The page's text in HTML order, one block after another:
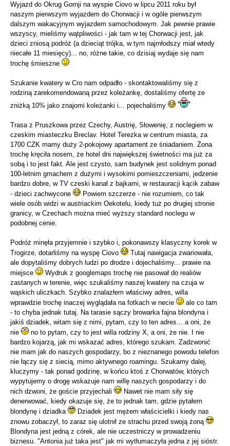
Wyjazd do Okrug Gornji na wyspie Ciovo w lipcu 2011 roku był
naszym pierwszym wyjazdem do Chorwacji i w ogóle pierwszym
dalszym wakacyjnym wyjazdem samochodowym. Jak pewnie prawie
wszyscy, mieliśmy wątpliwości - jak tam w tej Chorwacji jest, jak
dzieci zniosą podróż (a dzieciąt trójka, w tym najmłodszy miał wtedy
niecałe 11 miesięcy)... no, różne takie, co dzisiaj wydaje się nam
trochę śmieszne
Szukanie kwatery w Cro nam odpadło - skontaktowaliśmy się z
rodziną zarekomendowaną przez koleżankę, dostaliśmy ofertę ze
zniżką 10% jako znajomi koleżanki i... pojechaliśmy
Trasa z Pruszkowa przez Czechy, Austrię, Słowenię, z noclegiem w
czeskim miasteczku Breclav. Hotel Terezka w centrum miasta, za
1700 CZK mamy duży 2-pokojowy apartament ze śniadaniem. Żona
trochę kręciła nosem, że hotel dni największej świetności ma już za
sobą i to jest fakt. Ale jest czysto, sam budynek jest solidnym ponad
100-letnim gmachem z dużymi i wysokimi pomieszczeniami, jedzenie
bardzo dobre, w TV czeski kanał z bajkami, w restauracji kącik zabaw
- dzieci zachwycone
Powiem szczerze - nie rozumiem, co tak
wiele osób widzi w austriackim Oekotelu, kiedy tuż po drugiej stronie
granicy, w Czechach można mieć wyższy standard noclegu w
podobnej cenie.
Podróż minęła przyjemnie i szybko i, pokonawszy klasyczny korek w
Trogirze, dotarliśmy na wyspę Ciovo
Tutaj nawigacja zwariowała,
ale dopytaliśmy dobrych ludzi po drodze i dojechaliśmy... prawie na
miejsce
Wydruk z googlemaps trochę nie pasował do realiów
zastanych w terenie, więc szukaliśmy naszej kwatery na czuja w
wąskich uliczkach. Szybko znalazłem właściwy adres, willa
wprawdzie trochę inaczej wyglądała na fotkach w necie
ale co tam
- to chyba jednak tutaj. Na tarasie sączy browarka fajna blondyna i
jakiś dziadek, witam się z nimi, pytam, czy to ten adres... a oni, że
nie
no to pytam, czy to jest willa rodziny X, a oni, że nie. I nie
bardzo kojarzą, jak mi wskazać adres, którego szukam. Zadzwonić
nie mam jak do naszych gospodarzy, bo z nieznanego powodu telefon
nie łączy się z siecią, mimo aktywnego roamingu. Szukamy dalej,
kluczymy - tak ponad godzinę, w końcu ktoś z Chorwatów, których
wypytujemy o drogę wskazuje nam willę naszych gospodarzy i do
nich dzwoni, że goście przyjechali
Nawet nie mam siły się
denerwować, kiedy okazuje się, że to jednak tam, gdzie pytałem
blondynę i dziadka
Dziadek jest mężem właścicielki i kiedy nas
znowu zobaczył, to zaraz się ulotnił ze strachu przed swoją żoną
Blondyna jest jedną z córek, ale nie uczestniczy w prowadzeniu
biznesu. "Antonia już taka jest" jak mi wytłumaczyła jedna z jej sióstr.